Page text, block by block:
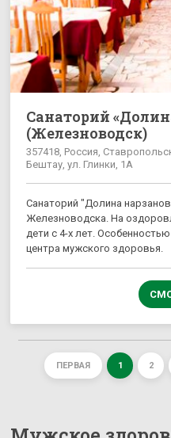
Санаторий
(Железноводск)
357418, Россия,
Бештау, ул. Глинки, 1А
Санаторий "Долина
Железноводска. На
дети с 4-х лет.
центра мужского здоровья.
ПЕРВАЯ 1 2